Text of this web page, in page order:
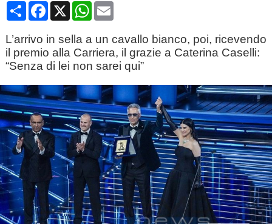
CondividiFacebook
X WhatsApp
Email
L’arrivo in sella a un cavallo bianco, poi, ricevendo
il premio alla Carriera, il grazie a Caterina Caselli:
“Senza di lei non sarei qui”